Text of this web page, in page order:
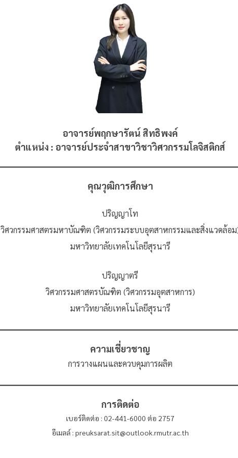
อาจารย์พฤกษารัตน์ สิทธิพงค์
ตำแหน่ง : อาจารย์ประจำสาขาวิชาวิศวกรรมโลจิสติกส์
คุณวุฒิการศึกษา
ปริญญาโท
วิศวกรรมศาสตรมหาบัณฑิต (วิศวกรรมระบบอุตสาหกรรมและสิ่งแวดล้อม
มหาวิทยาลัยเทคโนโลยีสุรนารี
ปริญญาตรี
วิศวกรรมศาสตรบัณฑิต (วิศวกรรมอุตสาหการ)
มหาวิทยาลัยเทคโนโลยีสุรนารี
ความเชี่ยวชาญ
การวางแผนและควบคุมการผลิต
การติดต่อ
เบอร์ติดต่อ : 02-441-6000 ต่อ 2757
อีเมลล์ : preuksarat.sit@outlook.rmutr.ac.th